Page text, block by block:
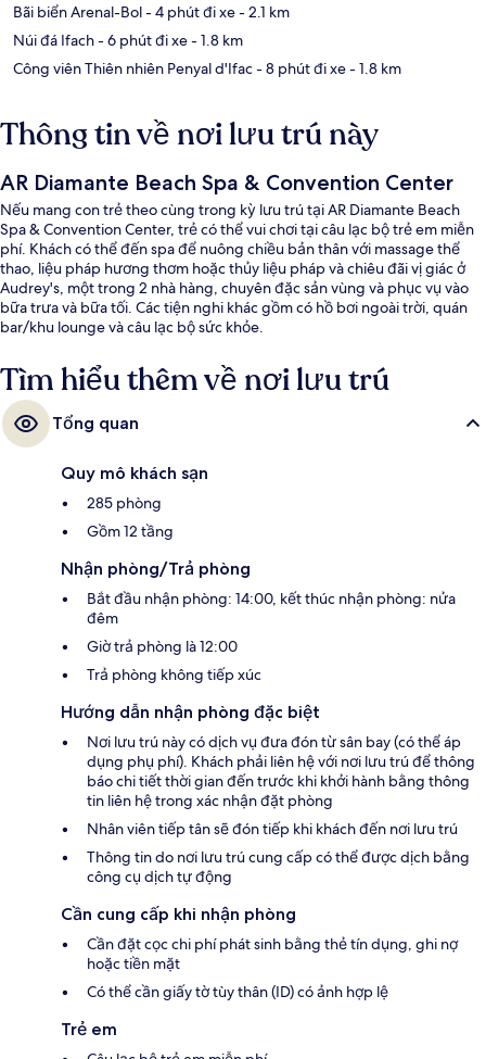
Bãi biển Arenal-Bol- 4 phút đi xe- 2.1 km
Núi đá Ifach- 6 phút đi xe- 1.8 km
Công viên Thiên nhiên Penyal d'Ifac- 8 phút đi xe- 1.8 km
Thông tin về nơi lưu trú này
AR Diamante Beach Spa & Convention Center
Nếu mang con trẻ theo cùng trong kỳ lưu trú tại AR Diamante Beach
Spa & Convention Center, trẻ có thể vui chơi tại câu lạc bộ trẻ em miễn
phí. Khách có thể đến spa để nuông chiều bản thân với massage thể
thao, liệu pháp hương thơm hoặc thủy liệu pháp và chiêu đãi vị giác ở
Audrey's, một trong 2 nhà hàng, chuyên đặc sản vùng và phục vụ vào
bữa trưa và bữa tối. Các tiện nghi khác gồm có hồ bơi ngoài trời, quán
bar/khu lounge và câu lạc bộ sức khỏe.
Tìm hiểu thêm về nơi lưu trú
Tổng quan
Quy mô khách sạn
285 phòng
Gồm 12 tầng
Nhận phòng/Trả phòng
Bắt đầu nhận phòng: 14:00, kết thúc nhận phòng: nửa
đêm
Giờ trả phòng là 12:00
Trả phòng không tiếp xúc
Hướng dẫn nhận phòng đặc biệt
Nơi lưu trú này có dịch vụ đưa đón từ sân bay (có thể áp
dụng phụ phí). Khách phải liên hệ với nơi lưu trú để thông
báo chi tiết thời gian đến trước khi khởi hành bằng thông
tin liên hệ trong xác nhận đặt phòng
Nhân viên tiếp tân sẽ đón tiếp khi khách đến nơi lưu trú
Thông tin do nơi lưu trú cung cấp có thể được dịch bằng
công cụ dịch tự động
Cần cung cấp khi nhận phòng
Cần đặt cọc chi phí phát sinh bằng thẻ tín dụng, ghi nợ
hoặc tiền mặt
Có thể cần giấy tờ tùy thân (ID) có ảnh hợp lệ
Trẻ em